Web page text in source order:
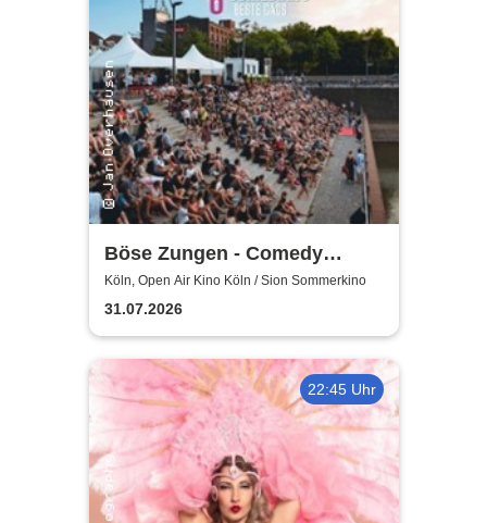
Böse Zungen - Comedy
Contest Cologne - Open Air
Köln, Open Air Kino Köln / Sion Sommerkino
31.07.2026
22:45 Uhr